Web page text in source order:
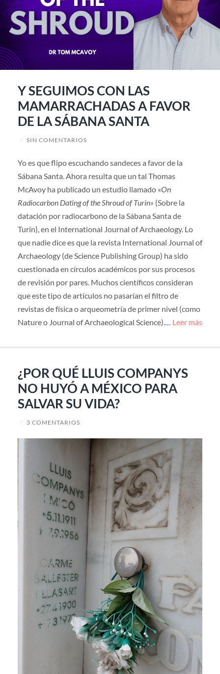
Y SEGUIMOS CON LAS
MAMARRACHADAS A FAVOR
DE LA SÁBANA SANTA
/ SIN COMENTARIOS
Yo es que flipo escuchando sandeces a favor de la
Sábana Santa. Ahora resulta que un tal Thomas
McAvoy ha publicado un estudio llamado «On
Radiocarbon Dating of the Shroud of Turin» (Sobre la
datación por radiocarbono de la Sábana Santa de
Turín), en el International Journal of Archaeology. Lo
que nadie dice es que la revista International Journal of
Archaeology (de Science Publishing Group) ha sido
cuestionada en círculos académicos por sus procesos
de revisión por pares. Muchos científicos consideran
que este tipo de artículos no pasarían el filtro de
revistas de física o arqueometría de primer nivel (como
Nature o Journal of Archaeological Science).… Leer más
¿POR QUÉ LLUIS COMPANYS
NO HUYÓ A MÉXICO PARA
SALVAR SU VIDA?
/ 3 COMENTARIOS